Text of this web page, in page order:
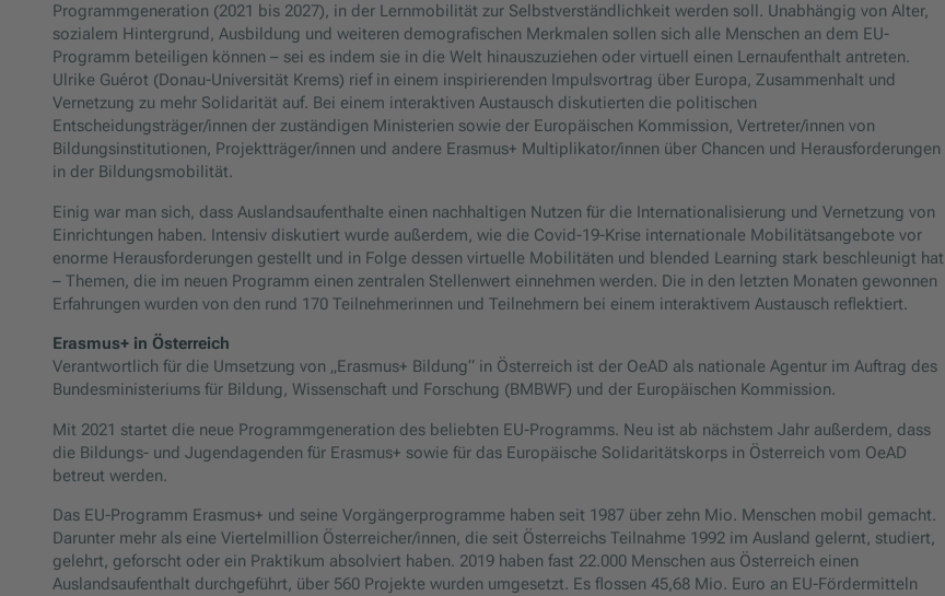
Programmgeneration (2021 bis 2027), in der Lernmobilität zur Selbstverständlichkeit werden soll. Unabhängig von Alter,
sozialem Hintergrund, Ausbildung und weiteren demografischen Merkmalen sollen sich alle Menschen an dem EU-
Programm beteiligen können – sei es indem sie in die Welt hinauszuziehen oder virtuell einen Lernaufenthalt antreten.
Ulrike Guérot (Donau-Universität Krems) rief in einem inspirierenden Impulsvortrag über Europa, Zusammenhalt und
Vernetzung zu mehr Solidarität auf. Bei einem interaktiven Austausch diskutierten die politischen
Entscheidungsträger/innen der zuständigen Ministerien sowie der Europäischen Kommission, Vertreter/innen von
Bildungsinstitutionen, Projektträger/innen und andere Erasmus+ Multiplikator/innen über Chancen und Herausforderungen
in der Bildungsmobilität.
Einig war man sich, dass Auslandsaufenthalte einen nachhaltigen Nutzen für die Internationalisierung und Vernetzung von
Einrichtungen haben. Intensiv diskutiert wurde außerdem, wie die Covid-19-Krise internationale Mobilitätsangebote vor
enorme Herausforderungen gestellt und in Folge dessen virtuelle Mobilitäten und blended Learning stark beschleunigt hat
– Themen, die im neuen Programm einen zentralen Stellenwert einnehmen werden. Die in den letzten Monaten gewonnen
Erfahrungen wurden von den rund 170 Teilnehmerinnen und Teilnehmern bei einem interaktivem Austausch reflektiert.
Erasmus+ in Österreich
Verantwortlich für die Umsetzung von „Erasmus+ Bildung“ in Österreich ist der OeAD als nationale Agentur im Auftrag des
Bundesministeriums für Bildung, Wissenschaft und Forschung (BMBWF) und der Europäischen Kommission.
Mit 2021 startet die neue Programmgeneration des beliebten EU-Programms. Neu ist ab nächstem Jahr außerdem, dass
die Bildungs- und Jugendagenden für Erasmus+ sowie für das Europäische Solidaritätskorps in Österreich vom OeAD
betreut werden.
Das EU-Programm Erasmus+ und seine Vorgängerprogramme haben seit 1987 über zehn Mio. Menschen mobil gemacht.
Darunter mehr als eine Viertelmillion Österreicher/innen, die seit Österreichs Teilnahme 1992 im Ausland gelernt, studiert,
gelehrt, geforscht oder ein Praktikum absolviert haben. 2019 haben fast 22.000 Menschen aus Österreich einen
Auslandsaufenthalt durchgeführt, über 560 Projekte wurden umgesetzt. Es flossen 45,68 Mio. Euro an EU-Fördermitteln